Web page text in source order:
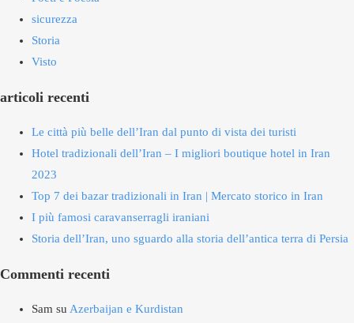
sicurezza
Storia
Visto
articoli recenti
Le città più belle dell’Iran dal punto di vista dei turisti
Hotel tradizionali dell’Iran – I migliori boutique hotel in Iran
2023
Top 7 dei bazar tradizionali in Iran | Mercato storico in Iran
I più famosi caravanserragli iraniani
Storia dell’Iran, uno sguardo alla storia dell’antica terra di Persia
Commenti recenti
Sam su Azerbaijan e Kurdistan